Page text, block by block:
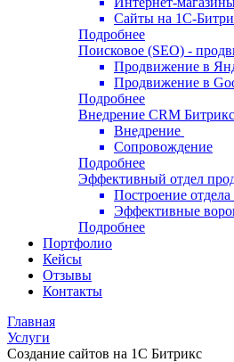
Сайты на 1С-
Подробнее
Поисковое (SEO) -
Продвижение в
Продвижение в
Подробнее
Внедрение CRM
Внедрение
Сопровождение
Подробнее
Эффективный отдел
Построение
Эффективные
Подробнее
Портфолио
Кейсы
Отзывы
Контакты
Главная
Услуги
Создание сайтов на 1С Битрикс